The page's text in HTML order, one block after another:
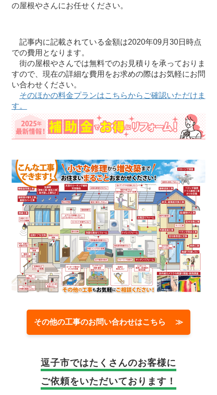
の屋根やさんにお任せください。
記事内に記載されている金額は2020年09月30日時点
での費用となります。
街の屋根やさんでは無料でのお見積りを承っておりま
すので、現在の詳細な費用をお求めの際はお気軽にお問
い合わせください。
そのほかの料金プランはこちらからご確認いただけま
す。
その他の工事のお問い合わせはこちら ≫
逗子市ではたくさんのお客様に
ご依頼をいただいております！